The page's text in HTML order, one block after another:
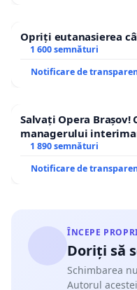
Opriți eutanasierea
1 600 semnături
Notificare de
Salvați Opera Brașov!
managerului
1 890 semnături
Notificare de
ÎNCEPE
Doriți să
Schimbarea
Autorul